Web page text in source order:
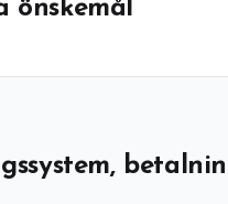
önskemål